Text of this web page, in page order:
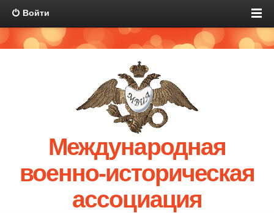
Войти
Международная
военно-историческая
ассоциация